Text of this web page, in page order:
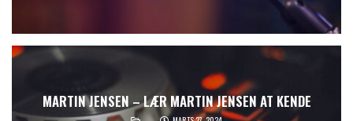
MARTIN JENSEN – LÆR MARTIN JENSEN AT KENDE